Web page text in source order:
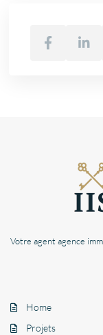
Votre agent agence
Home
Projets